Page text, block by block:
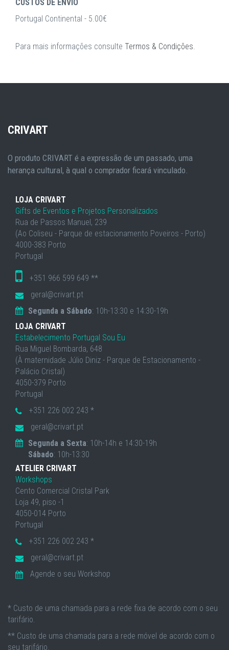
CUSTOS DE ENVIO
Portugal Continental - 5.00€
Para mais informações consulte Termos & Condições.
CRIVART
O produto CRIVART é a expressão de um passado, uma
herança cultural, à qual o comprador ficará vinculado.
LOJA CRIVART
Gifts de Eventos e Projetos Personalizados
Rua de Passos Manuel, 239
(Ao Coliseu - Parque de estacionamento Poveiros - Porto)
4000-383 Porto
Portugal
+351 966 599 649 **
geral@crivart.pt
Segunda a Sábado: 10h-13:30 e 14:30-19h
LOJA CRIVART
Estabelecimento Portugal Sou Eu
Rua Miguel Bombarda, 648
(À maternidade Júlio Diniz - Parque de Estacionamento -
Palácio Cristal)
4050-379 Porto
Portugal
+351 226 002 243 *
geral@crivart.pt
Segunda a Sexta: 10h-14h e 14:30-19h
Sábado: 10h-13:30
ATELIER CRIVART
Workshops
Cento Comercial Cristal Park
Loja 49, piso -1
4050-014 Porto
Portugal
+351 226 002 243 *
geral@crivart.pt
Agende o seu Workshop
* Custo de uma chamada para a rede fixa de acordo com o seu
tarifário.
** Custo de uma chamada para a rede móvel de acordo com o
seu tarifário.